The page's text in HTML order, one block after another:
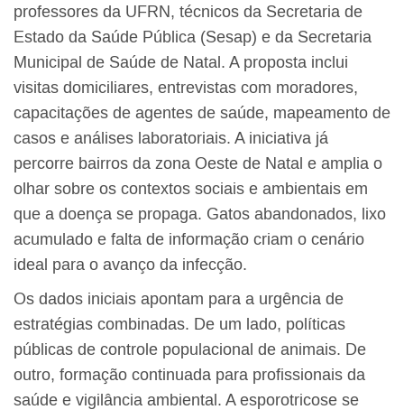
professores da UFRN, técnicos da Secretaria de
Estado da Saúde Pública (Sesap) e da Secretaria
Municipal de Saúde de Natal. A proposta inclui
visitas domiciliares, entrevistas com moradores,
capacitações de agentes de saúde, mapeamento de
casos e análises laboratoriais. A iniciativa já
percorre bairros da zona Oeste de Natal e amplia o
olhar sobre os contextos sociais e ambientais em
que a doença se propaga. Gatos abandonados, lixo
acumulado e falta de informação criam o cenário
ideal para o avanço da infecção.
Os dados iniciais apontam para a urgência de
estratégias combinadas. De um lado, políticas
públicas de controle populacional de animais. De
outro, formação continuada para profissionais da
saúde e vigilância ambiental. A esporotricose se